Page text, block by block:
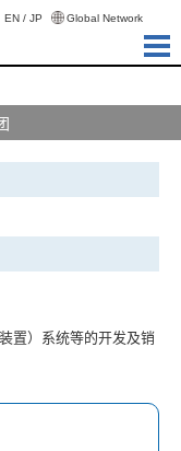
EN / JP Global Network
置）系统等的开发及销